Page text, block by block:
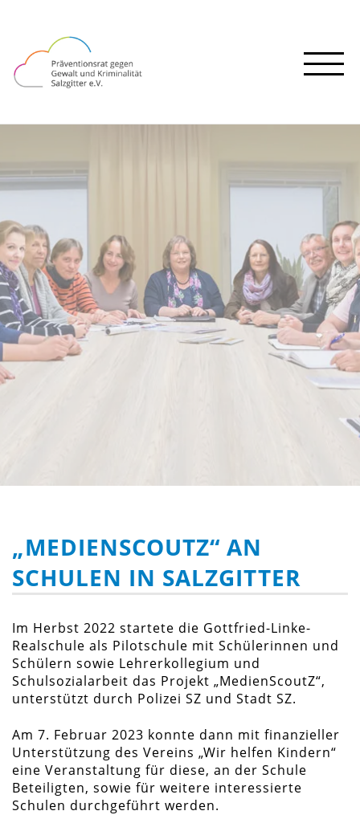
„MEDIENSCOUTZ“ AN
SCHULEN IN SALZGITTER
Im Herbst 2022 startete die Gottfried-Linke-
Realschule als Pilotschule mit Schülerinnen und
Schülern sowie Lehrerkollegium und
Schulsozialarbeit das Projekt „MedienScoutZ“,
unterstützt durch Polizei SZ und Stadt SZ.
Am 7. Februar 2023 konnte dann mit finanzieller
Unterstützung des Vereins „Wir helfen Kindern“
eine Veranstaltung für diese, an der Schule
Beteiligten, sowie für weitere interessierte
Schulen durchgeführt werden.